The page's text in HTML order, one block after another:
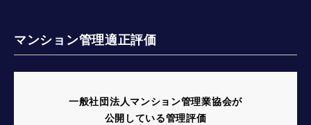
マンション管理適正評価
一般社団法人マンション管理業協会が
公開している管理評価